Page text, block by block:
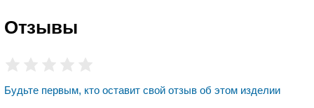
Отзывы
Будьте первым, кто оставит свой отзыв об этом изделии